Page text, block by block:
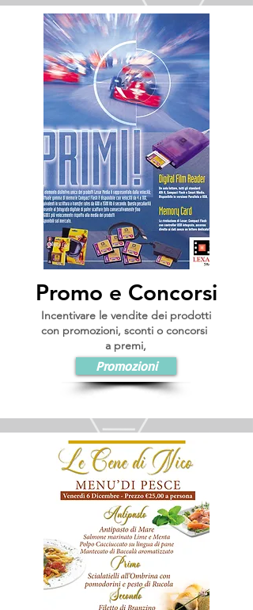
Promo e Concorsi
Incentivare le vendite deiprodotti
con promozioni, sconti o concorsi
a premi,
Promozioni